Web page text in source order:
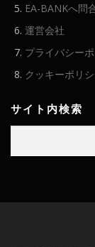
EA-BANKへ問
運営会社
プライバシー
クッキーポリ
サイト内検索